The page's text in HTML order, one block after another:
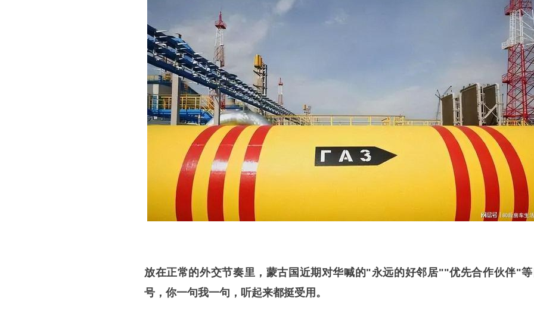
放在正常的外交节奏里，蒙古国近期对华喊的"永远的好邻居""优先合作伙伴"
号，你一句我一句，听起来都挺受用。